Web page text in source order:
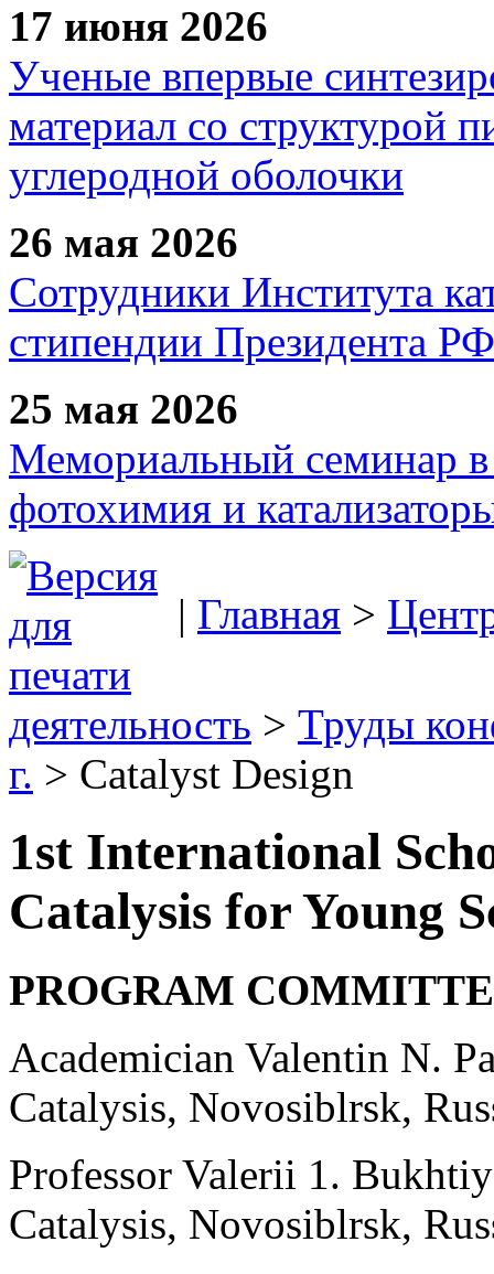
17 июня 2026
Ученые впервые
материал со структурой
углеродной оболочки
26 мая 2026
Сотрудники Института
стипендии Президента РФ
25 мая 2026
Мемориальный семинар в
фотохимия и
| Главная >
деятельность > Труды
г. > Catalyst Design
1st International
Catalysis for Young
PROGRAM
Academician Valentin N.
Catalysis, Novosiblrsk,
Professor Valerii 1.
Catalysis, Novosiblrsk,